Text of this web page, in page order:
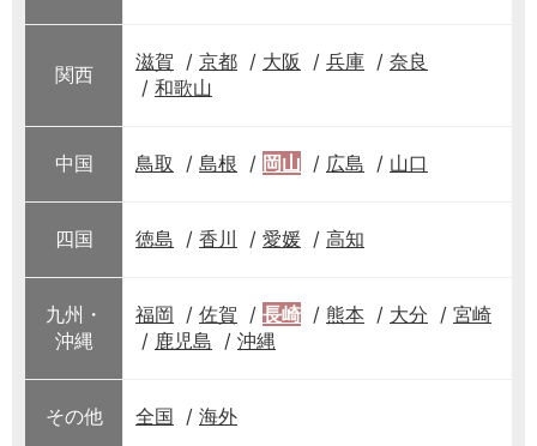
関西
滋賀 京都 大阪 兵庫
奈良
和歌山
中国 鳥取 島根 岡山 広島 山口
四国 徳島 香川 愛媛 高知
九州・
沖縄
福岡 佐賀 長崎 熊本 大分
宮崎
鹿児島
沖縄
その他 全国 海外